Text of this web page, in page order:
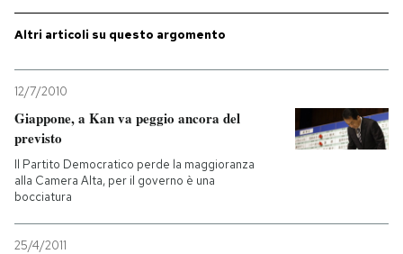
Economia
Sport
Altrecose
PODCAST
NEWSLETTER
Altri articoli su questo argomento
12/7/2010
Giappone, a Kan va peggio ancora del
previsto
Il Partito Democratico perde la maggioranza
alla Camera Alta, per il governo è una
bocciatura
25/4/2011